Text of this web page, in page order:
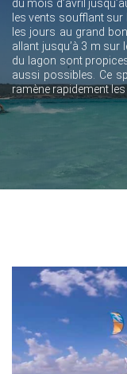
du mois d’avril
les vents soufflant sur
les jours au grand
allant jusqu’à 3 m sur
du lagon sont
aussi possibles. Ce
ramène rapidement